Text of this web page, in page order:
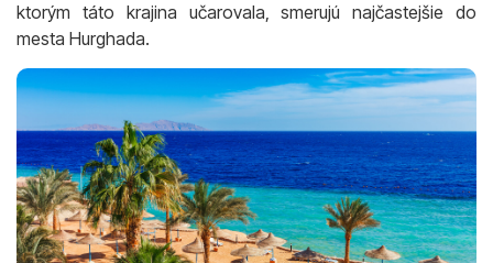
ktorým táto krajina učarovala, smerujú najčastejšie do
mesta Hurghada.